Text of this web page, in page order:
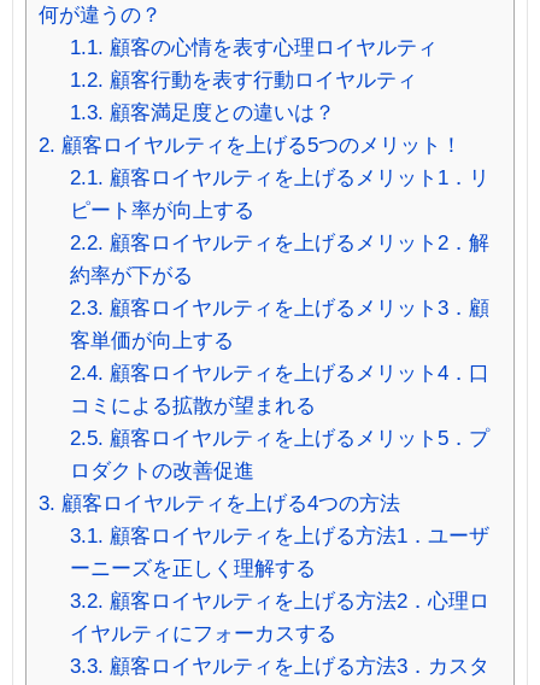
何が違うの？
1.1. 顧客の心情を表す心理ロイヤルティ
1.2. 顧客行動を表す行動ロイヤルティ
1.3. 顧客満足度との違いは？
2. 顧客ロイヤルティを上げる5つのメリット！
2.1. 顧客ロイヤルティを上げるメリット1．リ
ピート率が向上する
2.2. 顧客ロイヤルティを上げるメリット2．解
約率が下がる
2.3. 顧客ロイヤルティを上げるメリット3．顧
客単価が向上する
2.4. 顧客ロイヤルティを上げるメリット4．口
コミによる拡散が望まれる
2.5. 顧客ロイヤルティを上げるメリット5．プ
ロダクトの改善促進
3. 顧客ロイヤルティを上げる4つの方法
3.1. 顧客ロイヤルティを上げる方法1．ユーザ
ーニーズを正しく理解する
3.2. 顧客ロイヤルティを上げる方法2．心理ロ
イヤルティにフォーカスする
3.3. 顧客ロイヤルティを上げる方法3．カスタ